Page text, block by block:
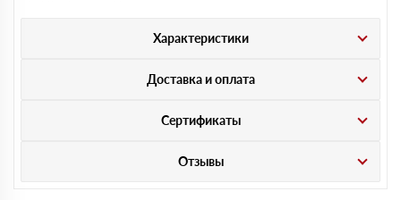
Характеристики
Доставка и оплата
Сертификаты
Отзывы